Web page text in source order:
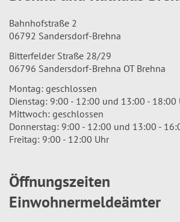
Bahnhofstraße 2
06792 Sandersdorf-Brehna
Bitterfelder Straße 28/29
06796 Sandersdorf-Brehna OT Brehna
Montag: geschlossen
Dienstag: 9:00 - 12:00 und 13:00 - 18:00
Mittwoch: geschlossen
Donnerstag: 9:00 - 12:00 und 13:00 -
Freitag: 9:00 - 12:00 Uhr
Öffnungszeiten
Einwohnermeldeämter